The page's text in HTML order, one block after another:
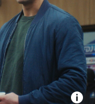
- Le retour 